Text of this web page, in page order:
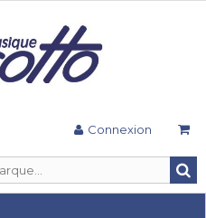
Connexion